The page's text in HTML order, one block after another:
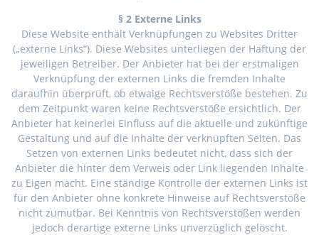
§ 2 Externe Links
Diese Website enthält Verknüpfungen zu Websites Dritter
(„externe Links“). Diese Websites unterliegen der Haftung der
jeweiligen Betreiber. Der Anbieter hat bei der erstmaligen
Verknüpfung der externen Links die fremden Inhalte
daraufhin überprüft, ob etwaige Rechtsverstöße bestehen. Zu
dem Zeitpunkt waren keine Rechtsverstöße ersichtlich. Der
Anbieter hat keinerlei Einfluss auf die aktuelle und zukünftige
Gestaltung und auf die Inhalte der verknüpften Seiten. Das
Setzen von externen Links bedeutet nicht, dass sich der
Anbieter die hinter dem Verweis oder Link liegenden Inhalte
zu Eigen macht. Eine ständige Kontrolle der externen Links ist
für den Anbieter ohne konkrete Hinweise auf Rechtsverstöße
nicht zumutbar. Bei Kenntnis von Rechtsverstößen werden
jedoch derartige externe Links unverzüglich gelöscht.